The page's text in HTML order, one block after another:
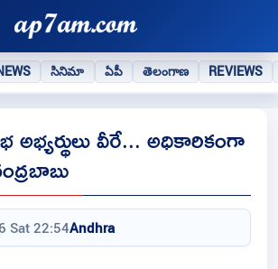
సినిమా ఏపీ తెలంగాణ REVIEWS
వీరే... అధికారికంగా
Sat 22:54Andhra